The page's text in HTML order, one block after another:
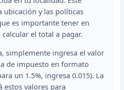
ubicación y las políticas
es importante tener en
el total a pagar.
simplemente ingresa el valor
de impuesto en formato
un 1.5%, ingresa 0.015). La
valores para